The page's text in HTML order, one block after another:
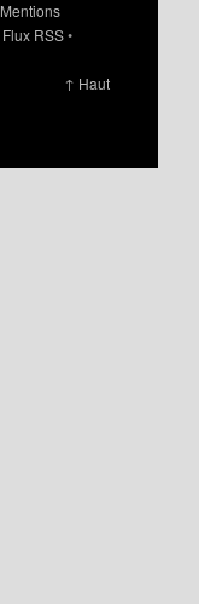
Mentions
Flux RSS•
↑ Haut